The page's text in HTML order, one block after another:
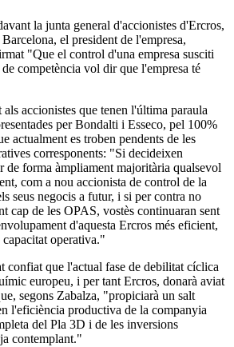
la junta general d'accionistes d'Ercros,
el president de l'empresa,
"Que el control d'una empresa susciti
competència vol dir que l'empresa té
accionistes que tenen l'última paraula
per Bondalti i Esseco, pel 100%
actualment es troben pendents de les
corresponents: "Si decideixen
de forma àmpliament majoritària qualsevol
com a nou accionista de control de la
seus negocis a futur, i si per contra no
cap de les OPAS, vostès continuaran sent
d'aquesta Ercros més eficient,
capacitat operativa."
confiat que l'actual fase de debilitat cíclica
europeu, i per tant Ercros, donarà aviat
segons Zabalza, "propiciarà un salt
l'eficiència productiva de la companyia
del Pla 3D i de les inversions
contemplant."